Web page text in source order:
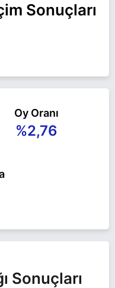
Sonuçları
ile 31 Mart 2024 yerel
Çetin ile ilgili daha fazla
sayfamızı ziyaret
Oy Oranı
%2,76
Sonuçları